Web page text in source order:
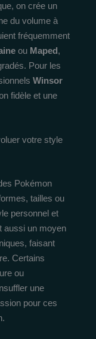
on crée un
du volume à
fréquemment
ou Maped ,
Pour les
Winsor
fidèle et une
votre style
Pokémon
tailles ou
personnel et
aussi un moyen
faisant
Certains
ou
une
pour ces